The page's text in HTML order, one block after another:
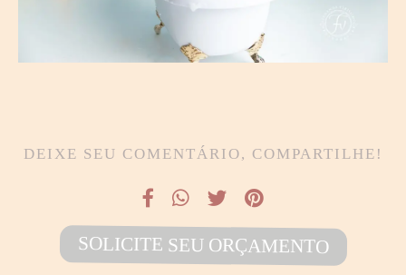
DEIXE SEU COMENTÁRIO, COMPARTILHE!
SOLICITE SEU ORÇAMENTO